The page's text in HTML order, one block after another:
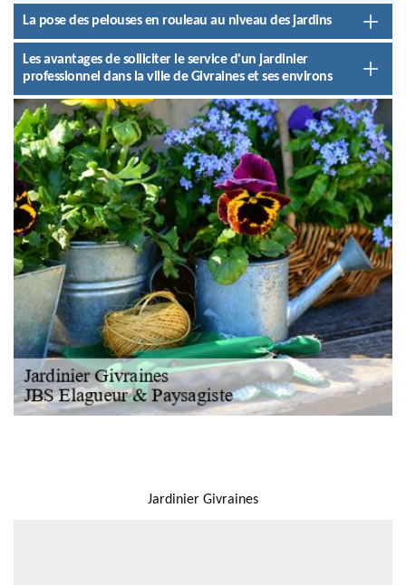
La pose des pelouses en rouleau au niveau des jardins
Les avantages de solliciter le service d'un jardinier
professionnel dans la ville de Givraines et ses environs
Jardinier Givraines